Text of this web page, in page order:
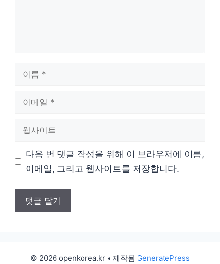
다음 번 댓글 작성을 위해 이 브라우저에 이름,
이메일, 그리고 웹사이트를 저장합니다.
© 2026 openkorea.kr • 제작됨 GeneratePress